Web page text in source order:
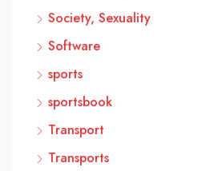
Society, Sexuality
Software
sports
sportsbook
Transport
Transports